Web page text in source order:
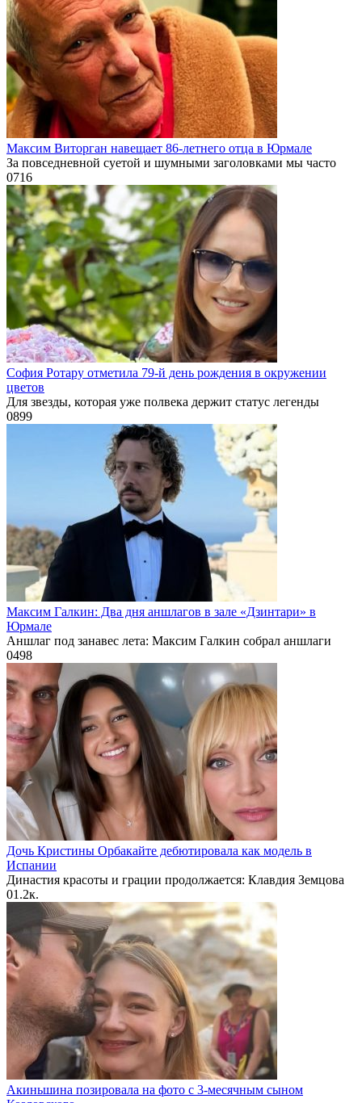
Максим Виторган навещает 86-летнего отца в Юрмале
За повседневной суетой и шумными заголовками мы часто
0716
София Ротару отметила 79-й день рождения в окружении
цветов
Для звезды, которая уже полвека держит статус легенды
0899
Максим Галкин: Два дня аншлагов в зале «Дзинтари» в
Юрмале
Аншлаг под занавес лета: Максим Галкин собрал аншлаги
0498
Дочь Кристины Орбакайте дебютировала как модель в
Испании
Династия красоты и грации продолжается: Клавдия Земцова
01.2к.
Акиньшина позировала на фото с 3-месячным сыном